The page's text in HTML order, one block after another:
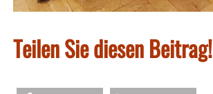
Teilen Sie diesen Beitrag!